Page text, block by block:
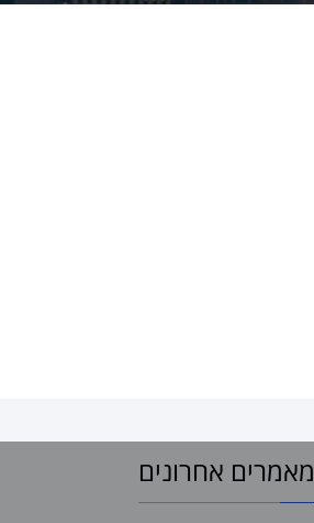
מאמרים אחרונים